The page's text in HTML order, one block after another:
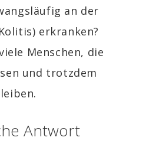
an der
erkranken?
Menschen, die
und trotzdem
Antwort